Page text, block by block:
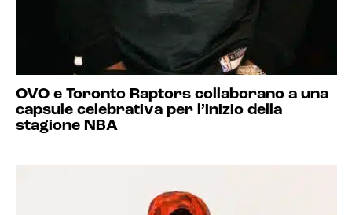
OVO e Toronto Raptors collaborano a una
capsule celebrativa per l’inizio della
stagione NBA